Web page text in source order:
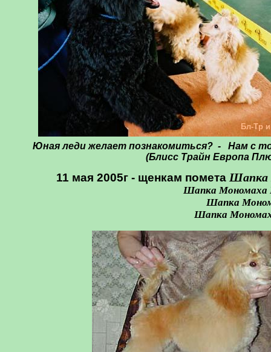
Бл-Тр
Юная леди желает познакомиться? - Нам с
(Блисс Трайн Европа
11 мая 2005г - щенкам помета Шапка
Шапка Мономаха
Шапка
Шапка